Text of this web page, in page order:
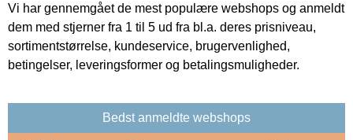
Vi har gennemgået de mest populære webshops og anmeldt
dem med stjerner fra 1 til 5 ud fra bl.a. deres prisniveau,
sortimentstørrelse, kundeservice, brugervenlighed,
betingelser, leveringsformer og betalingsmuligheder.
Bedst anmeldte webshops